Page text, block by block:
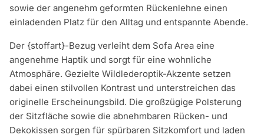
sowie der angenehm geformten Rückenlehne einen
einladenden Platz für den Alltag und entspannte Abende.
Der {stoffart}-Bezug verleiht dem Sofa Area eine
angenehme Haptik und sorgt für eine wohnliche
Atmosphäre. Gezielte Wildlederoptik-Akzente setzen
dabei einen stilvollen Kontrast und unterstreichen das
originelle Erscheinungsbild. Die großzügige Polsterung
der Sitzfläche sowie die abnehmbaren Rücken- und
Dekokissen sorgen für spürbaren Sitzkomfort und laden